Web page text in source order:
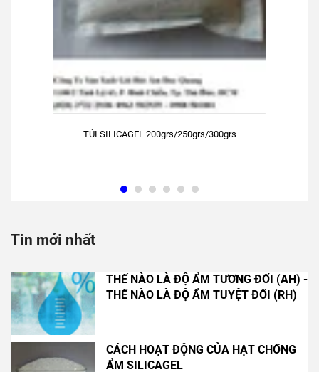
TÚI SILICAGEL 200grs/250grs/300grs
Tin mới nhất
THẾ NÀO LÀ ĐỘ ẨM TƯƠNG ĐỐI (AH) -
THẾ NÀO LÀ ĐỘ ẨM TUYỆT ĐỐI (RH)
CÁCH HOẠT ĐỘNG CỦA HẠT CHỐNG
ẨM SILICAGEL